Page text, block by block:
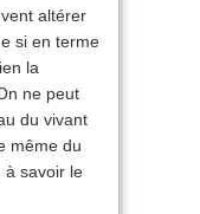
altérer
si en terme
la
ne peut
du vivant
même du
à savoir le